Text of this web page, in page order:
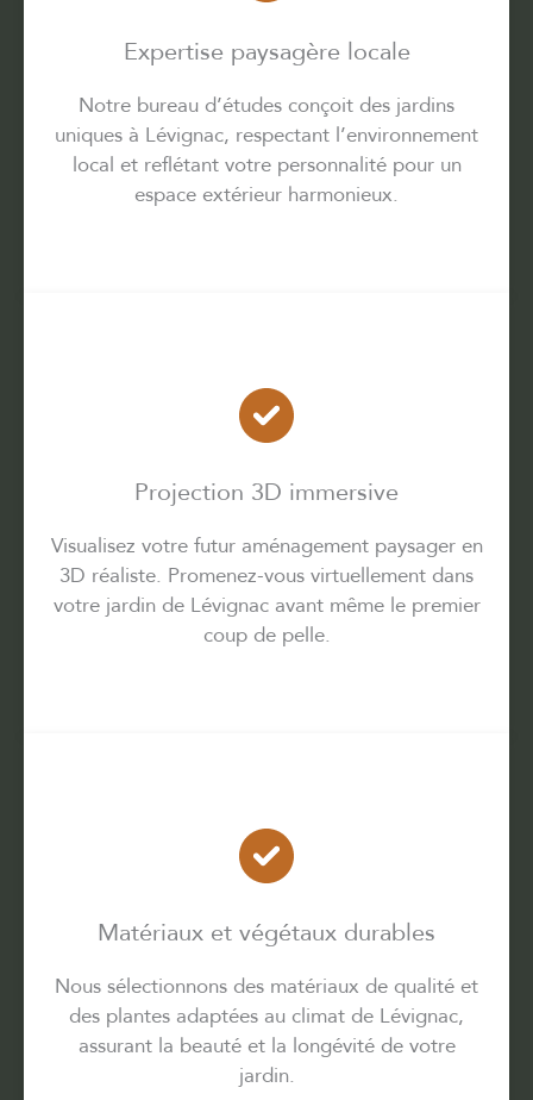
Expertise paysagère locale
Notre bureau d’études conçoit des jardins
uniques à Lévignac, respectant l’environnement
local et reflétant votre personnalité pour un
espace extérieur harmonieux.
Projection 3D immersive
Visualisez votre futur aménagement paysager en
3D réaliste. Promenez-vous virtuellement dans
votre jardin de Lévignac avant même le premier
coup de pelle.
Matériaux et végétaux durables
Nous sélectionnons des matériaux de qualité et
des plantes adaptées au climat de Lévignac,
assurant la beauté et la longévité de votre
jardin.